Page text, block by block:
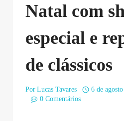
Natal com
especial e
de clássicos
Por Lucas Tavares
6 de
0 Comentários